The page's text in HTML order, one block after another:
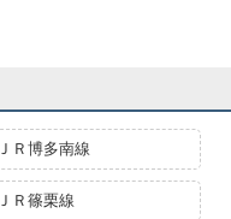
ＪＲ博多南線
ＪＲ篠栗線